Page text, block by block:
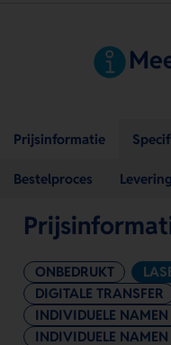
Prijsinformatie
Bestelproces Levering
ONBEDRUKT
DIGITALE TRANSFER
INDIVIDUELE NAMEN
INDIVIDUELE